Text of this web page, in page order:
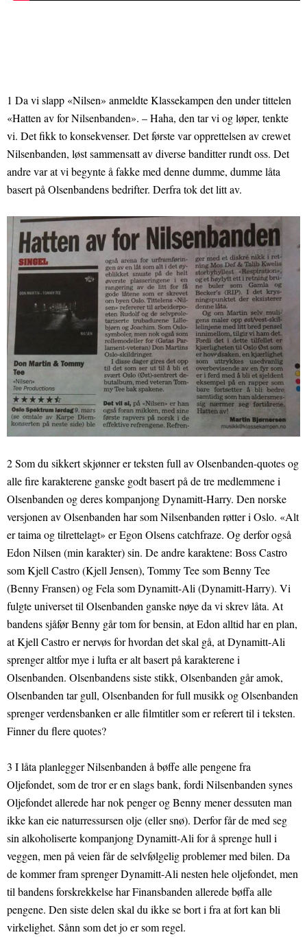
1 Da vi slapp «Nilsen» anmeldte Klassekampen den under tittelen
«Hatten av for Nilsenbanden». – Haha, den tar vi og løper, tenkte
vi. Det fikk to konsekvenser. Det første var opprettelsen av crewet
Nilsenbanden, løst sammensatt av diverse banditter rundt oss. Det
andre var at vi begynte å fakke med denne dumme, dumme låta
basert på Olsenbandens bedrifter. Derfra tok det litt av.
2 Som du sikkert skjønner er teksten full av Olsenbanden-quotes og
alle fire karakterene ganske godt basert på de tre medlemmene i
Olsenbanden og deres kompanjong Dynamitt-Harry. Den norske
versjonen av Olsenbanden har som Nilsenbanden røtter i Oslo. «Alt
er taima og tilrettelagt» er Egon Olsens catchfraze. Og derfor også
Edon Nilsen (min karakter) sin. De andre karaktene: Boss Castro
som Kjell Castro (Kjell Jensen), Tommy Tee som Benny Tee
(Benny Fransen) og Fela som Dynamitt-Ali (Dynamitt-Harry). Vi
fulgte universet til Olsenbanden ganske nøye da vi skrev låta. At
bandens sjåfør Benny går tom for bensin, at Edon alltid har en plan,
at Kjell Castro er nervøs for hvordan det skal gå, at Dynamitt-Ali
sprenger altfor mye i lufta er alt basert på karakterene i
Olsenbanden. Olsenbandens siste stikk, Olsenbanden går amok,
Olsenbanden tar gull, Olsenbanden for full musikk og Olsenbanden
sprenger verdensbanken er alle filmtitler som er referert til i teksten.
Finner du flere quotes?
3 I låta planlegger Nilsenbanden å bøffe alle pengene fra
Oljefondet, som de tror er en slags bank, fordi Nilsenbanden synes
Oljefondet allerede har nok penger og Benny mener dessuten man
ikke kan eie naturressursen olje (eller snø). Derfor får de med seg
sin alkoholiserte kompanjong Dynamitt-Ali for å sprenge hull i
veggen, men på veien får de selvfølgelig problemer med bilen. Da
de kommer fram sprenger Dynamitt-Ali nesten hele oljefondet, men
til bandens forskrekkelse har Finansbanden allerede bøffa alle
pengene. Den siste delen skal du ikke se bort i fra at fort kan bli
virkelighet. Sånn som det jo er som regel.